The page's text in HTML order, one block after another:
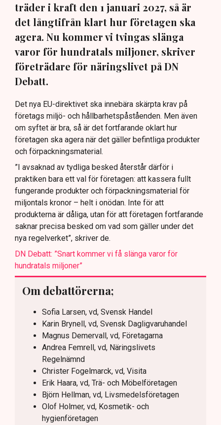
träder i kraft den 1 januari 2027, så är
det långtifrån klart hur företagen ska
agera. Nu kommer vi tvingas slänga
varor för hundratals miljoner, skriver
företrädare för näringslivet på DN
Debatt.
Det nya EU-direktivet ska innebära skärpta krav på
företags miljö- och hållbarhetspåståenden. Men även
om syftet är bra, så är det fortfarande oklart hur
företagen ska agera när det gäller befintliga produkter
och förpackningsmaterial.
”I avsaknad av tydliga besked återstår därför i
praktiken bara ett val för företagen: att kassera fullt
fungerande produkter och förpackningsmaterial för
miljontals kronor – helt i onödan. Inte för att
produkterna är dåliga, utan för att företagen fortfarande
saknar precisa besked om vad som gäller under det
nya regelverket”, skriver de.
DN Debatt: ”Snart kommer vi få slänga varor för
hundratals miljoner”
Om debattörerna;
Sofia Larsen, vd, Svensk Handel
Karin Brynell, vd, Svensk Dagligvaruhandel
Magnus Demervall, vd, Företagarna
Andrea Femrell, vd, Näringslivets
Regelnämnd
Christer Fogelmarck, vd, Visita
Erik Haara, vd, Trä- och Möbelföretagen
Björn Hellman, vd, Livsmedelsföretagen
Olof Holmer, vd, Kosmetik- och
hygienföretagen